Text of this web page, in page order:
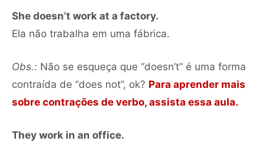
She doesn’t work at a factory.
Ela não trabalha em uma fábrica.
Obs.: Não se esqueça que “doesn’t” é uma forma
contraída de “does not”, ok? Para aprender mais
sobre contrações de verbo, assista essa aula.
They work in an office.